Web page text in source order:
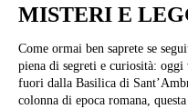
MISTERI E
Come ormai ben saprete se
piena di segreti e curiosità: oggi
fuori dalla Basilica di
colonna di epoca romana,